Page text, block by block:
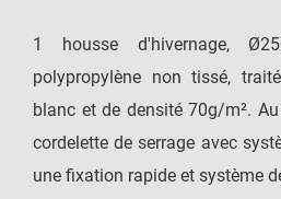
1 housse d'hivernage,
polypropylène non tissé,
blanc et de densité 70g/m².
cordelette de serrage avec
une fixation rapide et système